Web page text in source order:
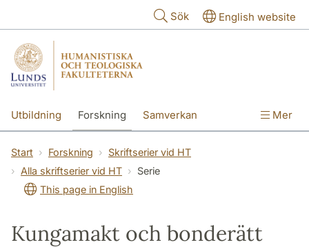
Sök English website
Utbildning Forskning Samverkan Mer
Start Forskning
Skriftserier vid HT
Alla skriftserier vid HT
Serie
This page in English
Kungamakt och bonderätt